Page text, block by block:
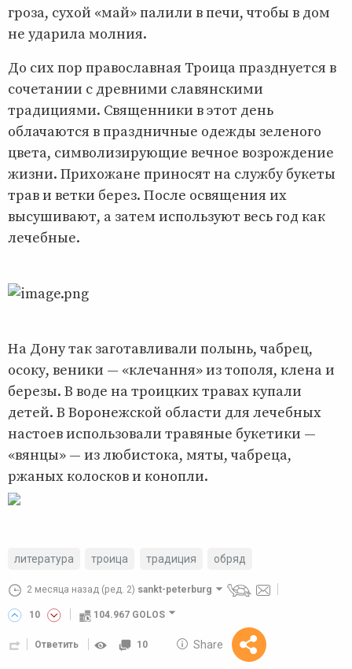
гроза, сухой «май» палили в печи, чтобы в дом
не ударила молния.
До сих пор православная Троица празднуется в
сочетании с древними славянскими
традициями. Священники в этот день
облачаются в праздничные одежды зеленого
цвета, символизирующие вечное возрождение
жизни. Прихожане приносят на службу букеты
трав и ветки берез. После освящения их
высушивают, а затем используют весь год как
лечебные.
На Дону так заготавливали полынь, чабрец,
осоку, веники — «клечання» из тополя, клена и
березы. В воде на троицких травах купали
детей. В Воронежской области для лечебных
настоев использовали травяные букетики —
«вянцы» — из любистока, мяты, чабреца,
ржаных колосков и конопли.
литература троица традиция обряд
2 месяца назад (ред. 2) sankt-peterburg
10 104.967 GOLOS
Ответить 10 Share
Reward
10 GOLOS